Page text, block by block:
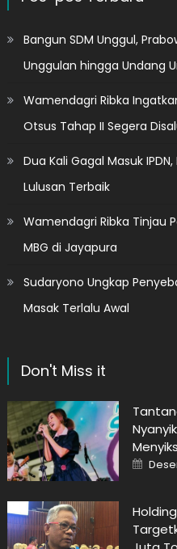
Bangun SDM Unggul,
Unggulan hingga Undang
Wamendagri Ribka
Otsus Tahap II Segera
Dua Kali Gagal Masuk
Lulusan Terbaik
Wamendagri Ribka Tinjau
MBG di Jayapura
Sudaryono Ungkap
Masak Terlalu Awal
Don't Miss it
on